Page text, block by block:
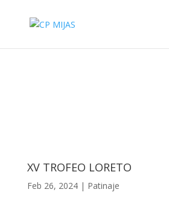
XV TROFEO LORETO
Feb 26, 2024| Patinaje